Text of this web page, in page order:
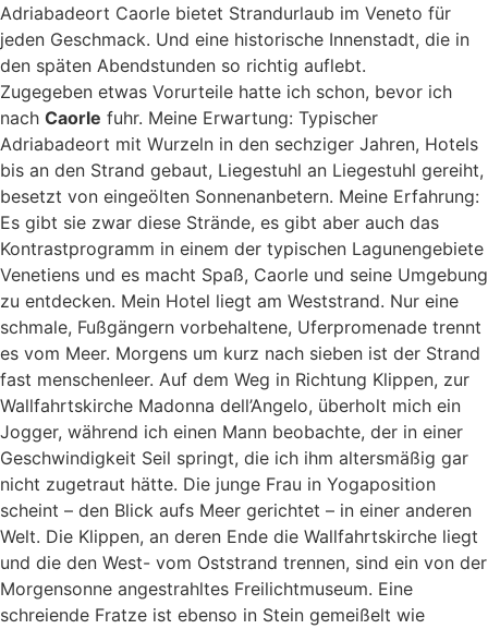
Adriabadeort Caorle bietet Strandurlaub im Veneto für
jeden Geschmack. Und eine historische Innenstadt, die in
den späten Abendstunden so richtig auflebt.
Zugegeben etwas Vorurteile hatte ich schon, bevor ich
nach Caorle fuhr. Meine Erwartung: Typischer
Adriabadeort mit Wurzeln in den sechziger Jahren, Hotels
bis an den Strand gebaut, Liegestuhl an Liegestuhl gereiht,
besetzt von eingeölten Sonnenanbetern. Meine Erfahrung:
Es gibt sie zwar diese Strände, es gibt aber auch das
Kontrastprogramm in einem der typischen Lagunengebiete
Venetiens und es macht Spaß, Caorle und seine Umgebung
zu entdecken. Mein Hotel liegt am Weststrand. Nur eine
schmale, Fußgängern vorbehaltene, Uferpromenade trennt
es vom Meer. Morgens um kurz nach sieben ist der Strand
fast menschenleer. Auf dem Weg in Richtung Klippen, zur
Wallfahrtskirche Madonna dell’Angelo, überholt mich ein
Jogger, während ich einen Mann beobachte, der in einer
Geschwindigkeit Seil springt, die ich ihm altersmäßig gar
nicht zugetraut hätte. Die junge Frau in Yogaposition
scheint – den Blick aufs Meer gerichtet – in einer anderen
Welt. Die Klippen, an deren Ende die Wallfahrtskirche liegt
und die den West- vom Oststrand trennen, sind ein von der
Morgensonne angestrahltes Freilichtmuseum. Eine
schreiende Fratze ist ebenso in Stein gemeißelt wie